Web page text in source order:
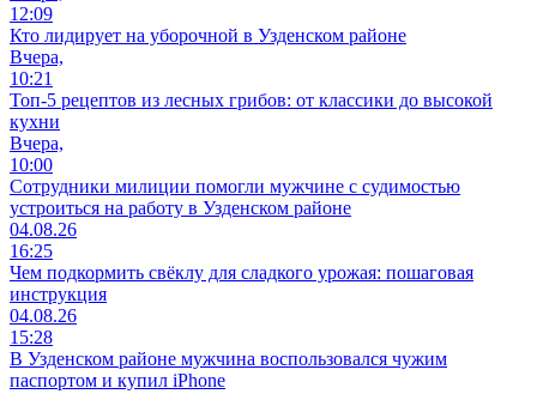
12:09
Кто лидирует на уборочной в Узденском районе
Вчера,
10:21
Топ-5 рецептов из лесных грибов: от классики до высокой
кухни
Вчера,
10:00
Сотрудники милиции помогли мужчине с судимостью
устроиться на работу в Узденском районе
04.08.26
16:25
Чем подкормить свёклу для сладкого урожая: пошаговая
инструкция
04.08.26
15:28
В Узденском районе мужчина воспользовался чужим
паспортом и купил iPhone